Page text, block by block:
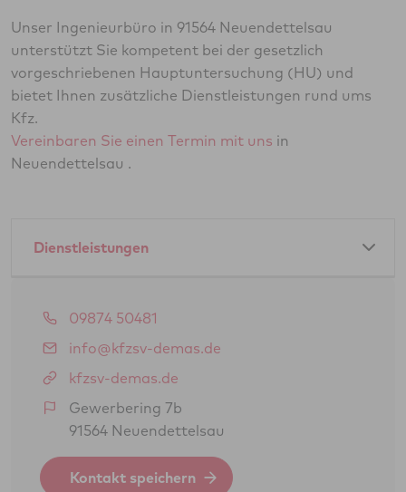
Unser Ingenieurbüro in 91564 Neuendettelsau
unterstützt Sie kompetent bei der gesetzlich
vorgeschriebenen Hauptuntersuchung (HU) und
bietet Ihnen zusätzliche Dienstleistungen rund ums
Kfz.
Vereinbaren Sie einen Termin mit uns in
Neuendettelsau .
Dienstleistungen
Amtliche Dienstleistungen als GTÜ-Partner:
Hauptuntersuchung Pkw
Hauptuntersuchung Lkw
Abgasuntersuchung
Änderungsabnahme gem. § 19 (3) StVZO
Oldtimerbegutachtung gem. § 23 StVZO
09874 50481
info@kfzsv-demas.de
kfzsv-demas.de
Gewerbering 7b
91564 Neuendettelsau
Kontakt speichern